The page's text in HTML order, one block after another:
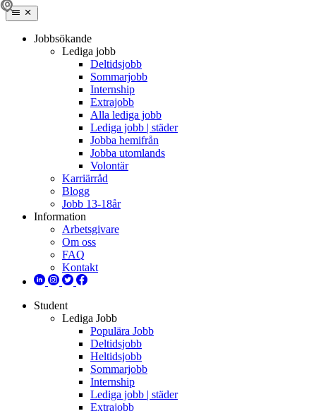
Jobbsökande
Lediga jobb
Deltidsjobb
Sommarjobb
Internship
Extrajobb
Alla lediga jobb
Lediga jobb | städer
Jobba hemifrån
Jobba utomlands
Volontär
Karriärråd
Blogg
Jobb 13-18år
Information
Arbetsgivare
Om oss
FAQ
Kontakt
Student
Lediga Jobb
Populära Jobb
Deltidsjobb
Heltidsjobb
Sommarjobb
Internship
Lediga jobb | städer
Extrajobb